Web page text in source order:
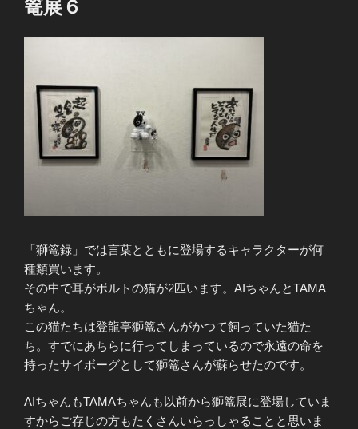
篭展６
「獅篭録」では言葉とともに登場するキャラクターが何
種類買います。
その中で耳がボルトの猫が2匹います。AIちゃんとTAMA
ちゃん。
この猫たちは登龍亭獅篭さんがかつて飼っていた猫た
ち。すでにあちらに行ってしまっているので永遠の命を
持ったサイボーグとして獅篭さんが蘇らせたのです。
AIちゃんもTAMAちゃんも以前から獅篭展に登場していま
すからご存じの方もたくさんいらっしゃることと思いま